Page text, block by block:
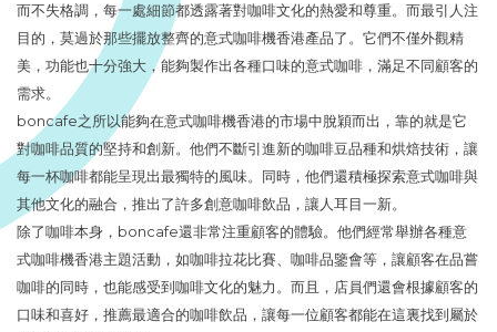
而不失格調，每一處細節都透露著對咖啡文化的熱愛和尊重。而最引人注
目的，莫過於那些擺放整齊的意式咖啡機香港產品了。它們不僅外觀精
美，功能也十分強大，能夠製作出各種口味的意式咖啡，滿足不同顧客的
需求。
boncafe之所以能夠在意式咖啡機香港的市場中脫穎而出，靠的就是它
對咖啡品質的堅持和創新。他們不斷引進新的咖啡豆品種和烘焙技術，讓
每一杯咖啡都能呈現出最獨特的風味。同時，他們還積極探索意式咖啡與
其他文化的融合，推出了許多創意咖啡飲品，讓人耳目一新。
除了咖啡本身，boncafe還非常注重顧客的體驗。他們經常舉辦各種意
式咖啡機香港主題活動，如咖啡拉花比賽、咖啡品鑒會等，讓顧客在品嘗
咖啡的同時，也能感受到咖啡文化的魅力。而且，店員們還會根據顧客的
口味和喜好，推薦最適合的咖啡飲品，讓每一位顧客都能在這裏找到屬於